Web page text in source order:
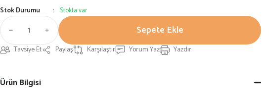
Stok Durumu
Stokta var
Sepete Ekle
Tavsiye Et Paylaş Karşılaştır Yorum Yaz Yazdır
Ürün Bilgisi